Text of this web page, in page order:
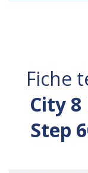
Fiche
City 8
Step